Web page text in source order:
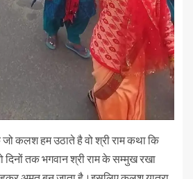
जो कलश हम उठाते है वो श्री राम कथा कि
दिनों तक भगवान श्री राम के सम्मुख रखा